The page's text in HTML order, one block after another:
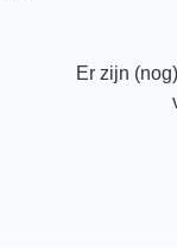
Er zijn